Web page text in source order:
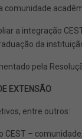
comunidade
a integração
da
pela
EXTENSÃO
entre outros:
CEST –